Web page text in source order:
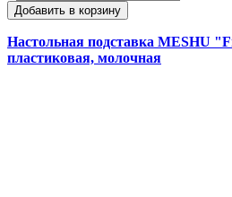
Добавить в корзину
Настольная подставка MESHU
пластиковая, молочная